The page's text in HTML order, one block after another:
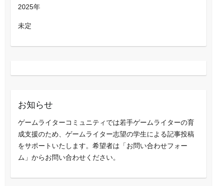
2025年
未定
お知らせ
ゲームライターコミュニティでは若手ゲームライターの育
成支援のため、ゲームライター志望の学生による記事投稿
をサポートいたします。希望者は「お問い合わせフォー
ム」からお問い合わせください。